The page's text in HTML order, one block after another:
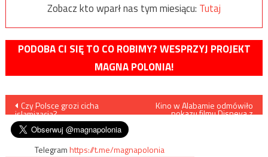
Zobacz kto wparł nas tym miesiącu: Tutaj
PODOBA CI SIĘ TO CO ROBIMY? WESPRZYJ PROJEKT
MAGNA POLONIA!
Nawigacja
wpisu
Czy Polsce grozi cicha
islamizacja?
Kino w Alabamie odmówiło
pokazu filmu Disneya z
Telegramhttps://t.me/magnapolonia